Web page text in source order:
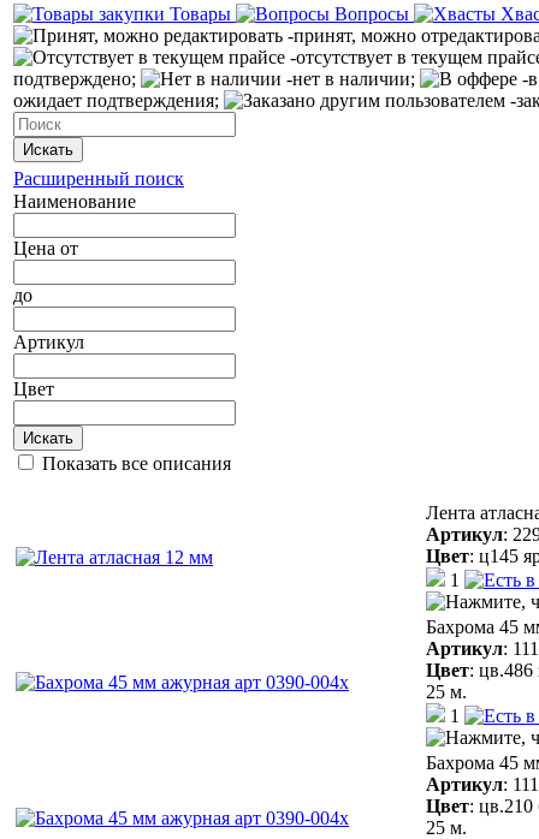
Товары Вопросы
-принят, можно
-отсутствует в текущем
подтверждено;
-нет в наличии;
-
ожидает подтверждения;
-
Искать
Расширенный поиск
Наименование
Цена от
до
Артикул
Цвет
Искать
Показать все описания
Лента
Артикул:
Цвет: ц145
1
Бахрома 45
Артикул:
Цвет: цв.486
25 м.
1
Бахрома 45
Артикул:
Цвет: цв.210
25 м.